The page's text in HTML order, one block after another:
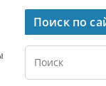
Поиск по